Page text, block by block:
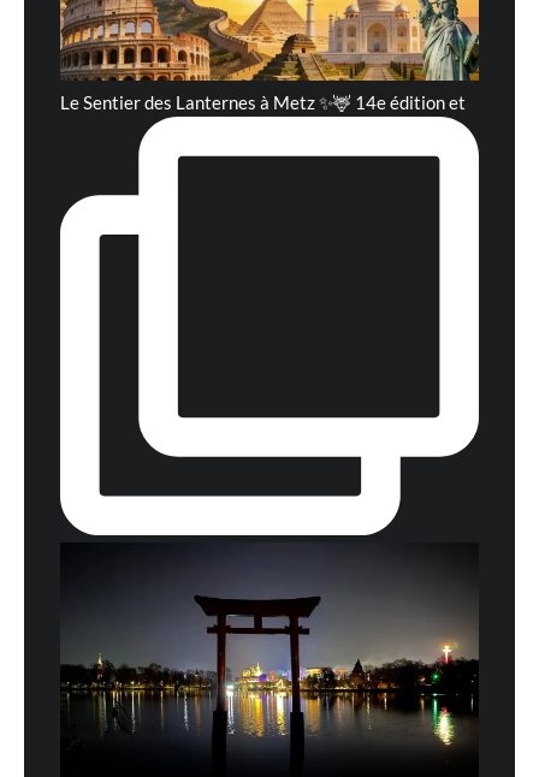
Le Sentier des Lanternes à Metz ✨🦌 14e édition et